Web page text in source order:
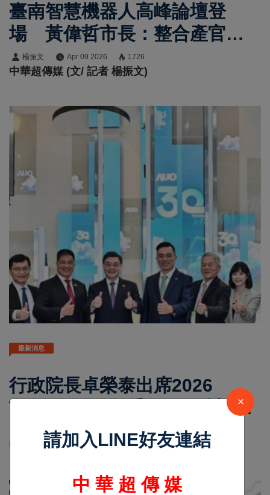
臺南智慧機器人高峰論壇登
場 黃偉哲市長：整合產官學
研打造產業關鍵定位
楊振文 Apr 09 2026 1726
中華超傳媒 (文/ 記者 楊振文)
最新消息
行政院長卓榮泰出席2026
Touch Taiwan系列展 強調先
進顯示技術展現臺灣產業實力
葉柏熙 Apr 09 2026 1733
中華超傳媒 (文/ 記者 葉柏熙)
×
請加入LINE好友連結
中 華 超 傳 媒